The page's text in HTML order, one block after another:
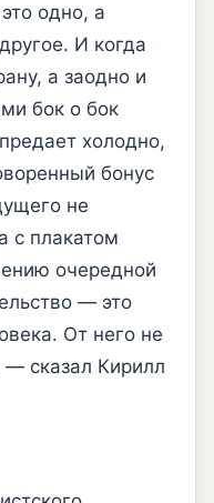
одно, а
И когда
а заодно и
бок о бок
холодно,
бонус
не
с плакатом
очередной
— это
От него не
— сказал Кирилл